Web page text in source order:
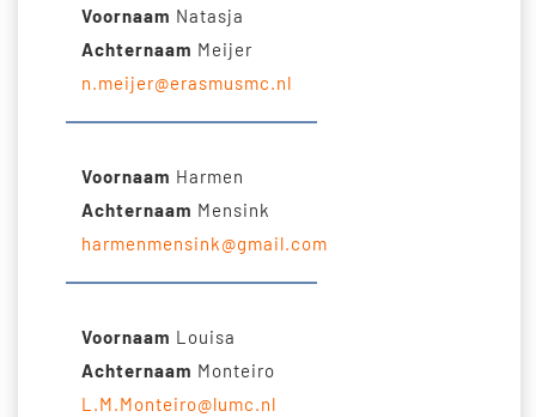
Voornaam Natasja
Achternaam Meijer
n.meijer@erasmusmc.nl
Voornaam Harmen
Achternaam Mensink
harmenmensink@gmail.com
Voornaam Louisa
Achternaam Monteiro
L.M.Monteiro@lumc.nl